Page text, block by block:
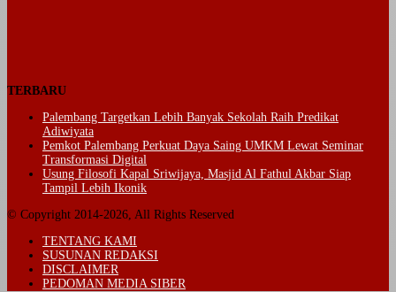
TERBARU
Palembang Targetkan Lebih Banyak Sekolah Raih Predikat
Adiwiyata
Pemkot Palembang Perkuat Daya Saing UMKM Lewat Seminar
Transformasi Digital
Usung Filosofi Kapal Sriwijaya, Masjid Al Fathul Akbar Siap
Tampil Lebih Ikonik
© Copyright 2014-2026, All Rights Reserved
TENTANG KAMI
SUSUNAN REDAKSI
DISCLAIMER
PEDOMAN MEDIA SIBER